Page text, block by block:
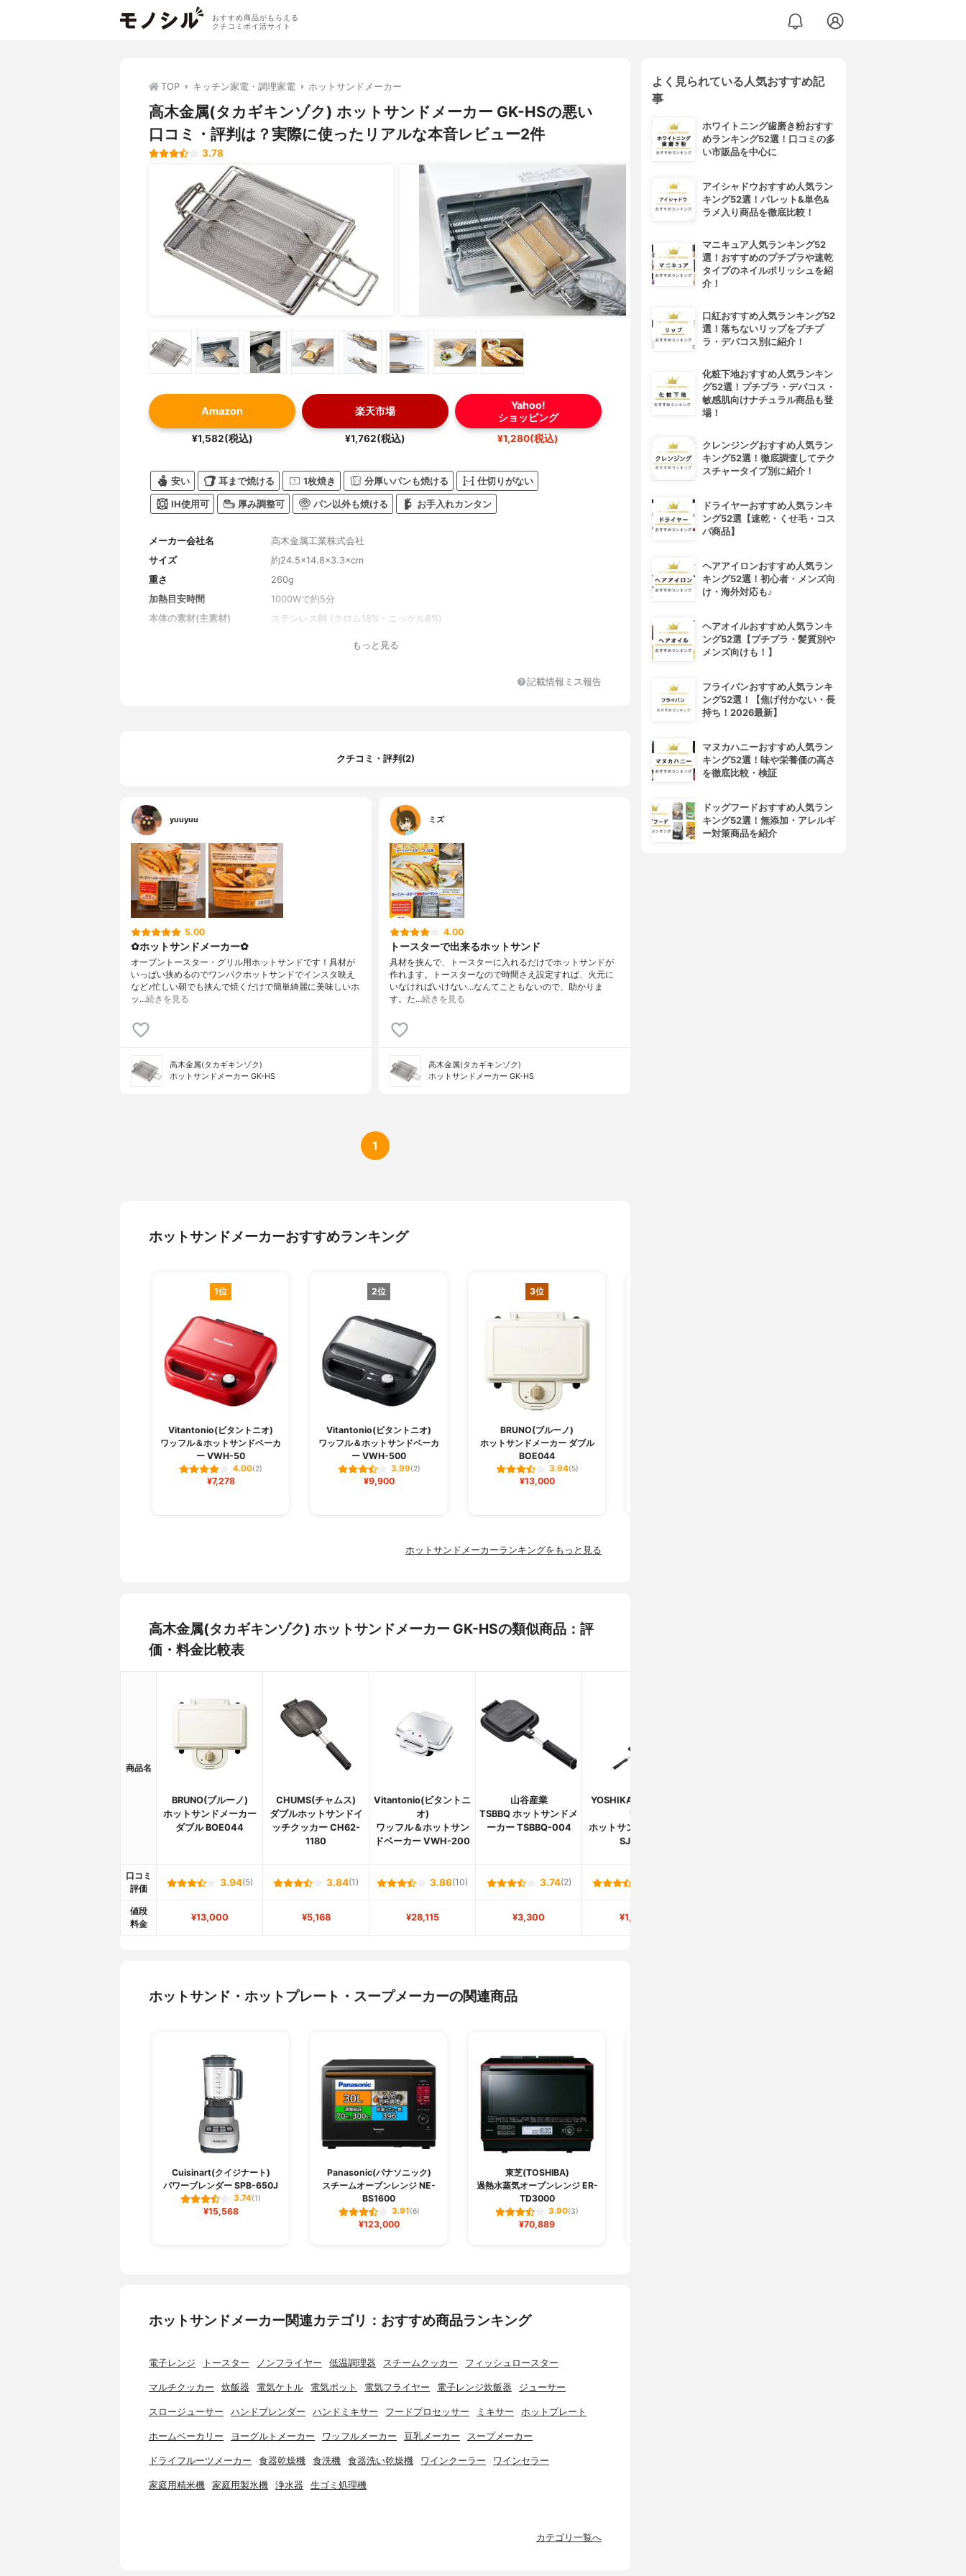
おすすめ商品がもらえる
クチコミポイ活サイト
TOP キッチン家電・調理家電 ホットサンドメーカー
高木金属(タカギキンゾク) ホットサンドメーカー GK-HSの悪い
口コミ・評判は？実際に使ったリアルな本音レビュー2件
3.78
Amazon
¥1,582(税込)
楽天市場
¥1,762(税込)
Yahoo!
ショッピング
¥1,280(税込)
安い 耳まで焼ける 1枚焼き 分厚いパンも焼ける 仕切りがない
IH使用可 厚み調整可 パン以外も焼ける お手入れカンタン
メーカー会社名
高木金属工業株式会社
サイズ
約24.5×14.8×3.3×cm
重さ
260g
加熱目安時間
1000Wで約5分
本体の素材(主素材)
ステンレス鋼 (クロム18%・ニッケル8%)
もっと見る
記載情報ミス報告
クチコミ・評判(2)
yuuyuu
5.00
✿ホットサンドメーカー✿
オーブントースター・グリル用ホットサンドです！具材が
いっぱい挟めるのでワンパクホットサンドでインスタ映え
など♪忙しい朝でも挟んで焼くだけで簡単綺麗に美味しいホ
ッ…続きを見る
高木金属(タカギキンゾク)
ホットサンドメーカー GK-HS
ミズ
4.00
トースターで出来るホットサンド
具材を挟んで、トースターに入れるだけでホットサンドが
作れます。トースターなので時間さえ設定すれば、火元に
いなければいけない…なんてこともないので、助かりま
す。た…続きを見る
高木金属(タカギキンゾク)
ホットサンドメーカー GK-HS
1
ホットサンドメーカーおすすめランキング
1位
Vitantonio(ビタントニオ)
ワッフル＆ホットサンドベーカ
ー VWH-50
4.00(2)
¥7,278
2位
Vitantonio(ビタントニオ)
ワッフル＆ホットサンドベーカ
ー VWH-500
3.99(2)
¥9,900
3位
BRUNO(ブルーノ)
ホットサンドメーカー ダブル
BOE044
3.94(5)
¥13,000
ホットサンドメーカーランキングをもっと見る
高木金属(タカギキンゾク) ホットサンドメーカー GK-HSの類似商品：評
価・料金比較表
商品名
BRUNO(ブルーノ)
ホットサンドメーカー
ダブル BOE044
CHUMS(チャムス)
ダブルホットサンドイ
ッチクッカー CH62-
1180
Vitantonio(ビタントニ
オ)
ワッフル＆ホットサン
ドベーカー VWH-200
山谷産業
TSBBQ ホットサンドメ
ーカー TSBBQ-004
YOSHIKAWA(ヨシカ
ワ)
ホットサンドメーカー
SJ1681
口コミ
評価
3.94(5) 3.84(1) 3.86(10) 3.74(2)
値段
料金
¥13,000 ¥5,168 ¥28,115 ¥3,300 ¥1,430
ホットサンド・ホットプレート・スープメーカーの関連商品
Cuisinart(クイジナート)
パワーブレンダー SPB-650J
3.74(1)
¥15,568
Panasonic(パナソニック)
スチームオーブンレンジ NE-
BS1600
3.91(6)
¥123,000
東芝(TOSHIBA)
過熱水蒸気オーブンレンジ ER-
TD3000
3.90(3)
¥70,889
ホットサンドメーカー関連カテゴリ：おすすめ商品ランキング
電子レンジ トースター ノンフライヤー 低温調理器 スチームクッカー フィッシュロースター
マルチクッカー 炊飯器 電気ケトル 電気ポット 電気フライヤー 電子レンジ炊飯器 ジューサー
スロージューサー ハンドブレンダー ハンドミキサー フードプロセッサー ミキサー ホットプレート
ホームベーカリー ヨーグルトメーカー ワッフルメーカー 豆乳メーカー スープメーカー
ドライフルーツメーカー 食器乾燥機 食洗機 食器洗い乾燥機 ワインクーラー ワインセラー
家庭用精米機 家庭用製氷機 浄水器 生ゴミ処理機
カテゴリ一覧へ
よく見られている人気おすすめ記
事
ホワイトニング歯磨き粉おすす
めランキング52選！口コミの多
い市販品を中心に
アイシャドウおすすめ人気ラン
キング52選！パレット&単色&
ラメ入り商品を徹底比較！
マニキュア人気ランキング52
選！おすすめのプチプラや速乾
タイプのネイルポリッシュを紹
介！
口紅おすすめ人気ランキング52
選！落ちないリップをプチプ
ラ・デパコス別に紹介！
化粧下地おすすめ人気ランキン
グ52選！プチプラ・デパコス・
敏感肌向けナチュラル商品も登
場！
クレンジングおすすめ人気ラン
キング52選！徹底調査してテク
スチャータイプ別に紹介！
ドライヤーおすすめ人気ランキ
ング52選【速乾・くせ毛・コス
パ商品】
ヘアアイロンおすすめ人気ラン
キング52選！初心者・メンズ向
け・海外対応も♪
ヘアオイルおすすめ人気ランキ
ング52選【プチプラ・髪質別や
メンズ向けも！】
フライパンおすすめ人気ランキ
ング52選！【焦げ付かない・長
持ち！2026最新】
マヌカハニーおすすめ人気ラン
キング52選！味や栄養価の高さ
を徹底比較・検証
ドッグフードおすすめ人気ラン
キング52選！無添加・アレルギ
ー対策商品を紹介